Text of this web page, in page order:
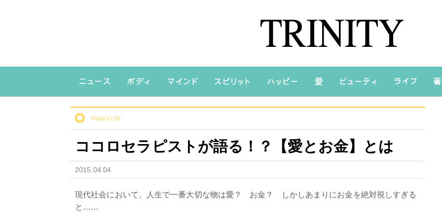
Happy Life
ココロセラピストが語る！？【愛とお金】とは
2015.04.04
現代社会において、人生で一番大切な物は愛？ お金？ しかしあまりにお金を絶対視しすぎる
と……